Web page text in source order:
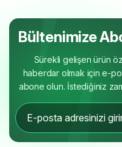
Bültenimize
Sürekli gelişen ürün
haberdar olmak için e-
abone olun. İstediğiniz